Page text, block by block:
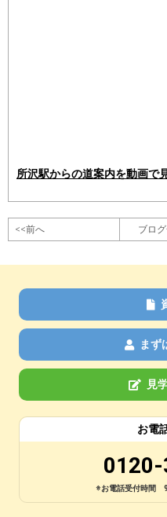
所沢駅からの道案内を動画で
<<前へ ブロ
まず
見
お電
※お電話受付時間